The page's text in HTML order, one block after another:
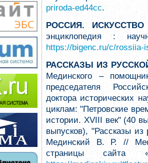
priroda-ed44cc.
РОССИЯ. ИСКУССТВО
энциклопедия :
https://bigenc.ru/c/rossiia-
РАССКАЗЫ ИЗ
Мединского –
председателя
доктора исторических
циклам: "Петровские
истории. XVIII век" (40
выпусков), "Рассказы
Мединский В. Р. //
страницы